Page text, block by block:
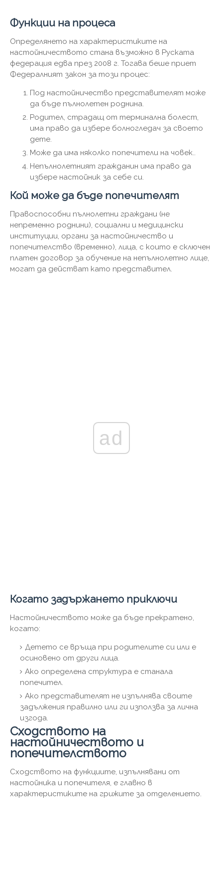
Функции на процеса
Определянето на характеристиките на
настойничеството стана възможно в Руската
федерация едва през 2008 г. Тогава беше приет
Федералният закон за този процес:
Под настойничество представителят може
да бъде пълнолетен роднина.
Родител, страдащ от терминална болест,
има право да избере болногледач за своето
дете.
Може да има няколко попечители на човек..
Непълнолетният гражданин има право да
избере настойник за себе си.
Кой може да бъде попечителят
Правоспособни пълнолетни граждани (не
непременно роднини), социални и медицински
институции, органи за настойничество и
попечителство (временно), лица, с които е сключен
платен договор за обучение на непълнолетно лице,
могат да действат като представител.
ad
Когато задържането приключи
Настойничеството може да бъде прекратено,
когато:
Детето се връща при родителите си или е
осиновено от други лица.
Ако определена структура е станала
попечител.
Ако представителят не изпълнява своите
задължения правилно или ги използва за лична
изгода.
Сходството на
настойничеството и
попечителството
Сходството на функциите, изпълнявани от
настойника и попечителя, е главно в
характеристиките на грижите за отделението.